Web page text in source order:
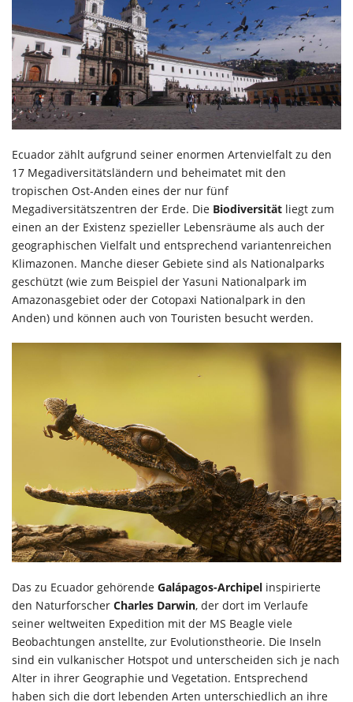
Ecuador zählt aufgrund seiner enormen Artenvielfalt zu den
17 Megadiversitätsländern und beheimatet mit den
tropischen Ost-Anden eines der nur fünf
Megadiversitätszentren der Erde. Die Biodiversität liegt zum
einen an der Existenz spezieller Lebensräume als auch der
geographischen Vielfalt und entsprechend variantenreichen
Klimazonen. Manche dieser Gebiete sind als Nationalparks
geschützt (wie zum Beispiel der Yasuni Nationalpark im
Amazonasgebiet oder der Cotopaxi Nationalpark in den
Anden) und können auch von Touristen besucht werden.
Das zu Ecuador gehörende Galápagos-Archipel inspirierte
den Naturforscher Charles Darwin, der dort im Verlaufe
seiner weltweiten Expedition mit der MS Beagle viele
Beobachtungen anstellte, zur Evolutionstheorie. Die Inseln
sind ein vulkanischer Hotspot und unterscheiden sich je nach
Alter in ihrer Geographie und Vegetation. Entsprechend
haben sich die dort lebenden Arten unterschiedlich an ihre